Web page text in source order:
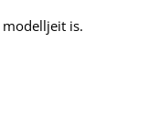
modelljeit is.